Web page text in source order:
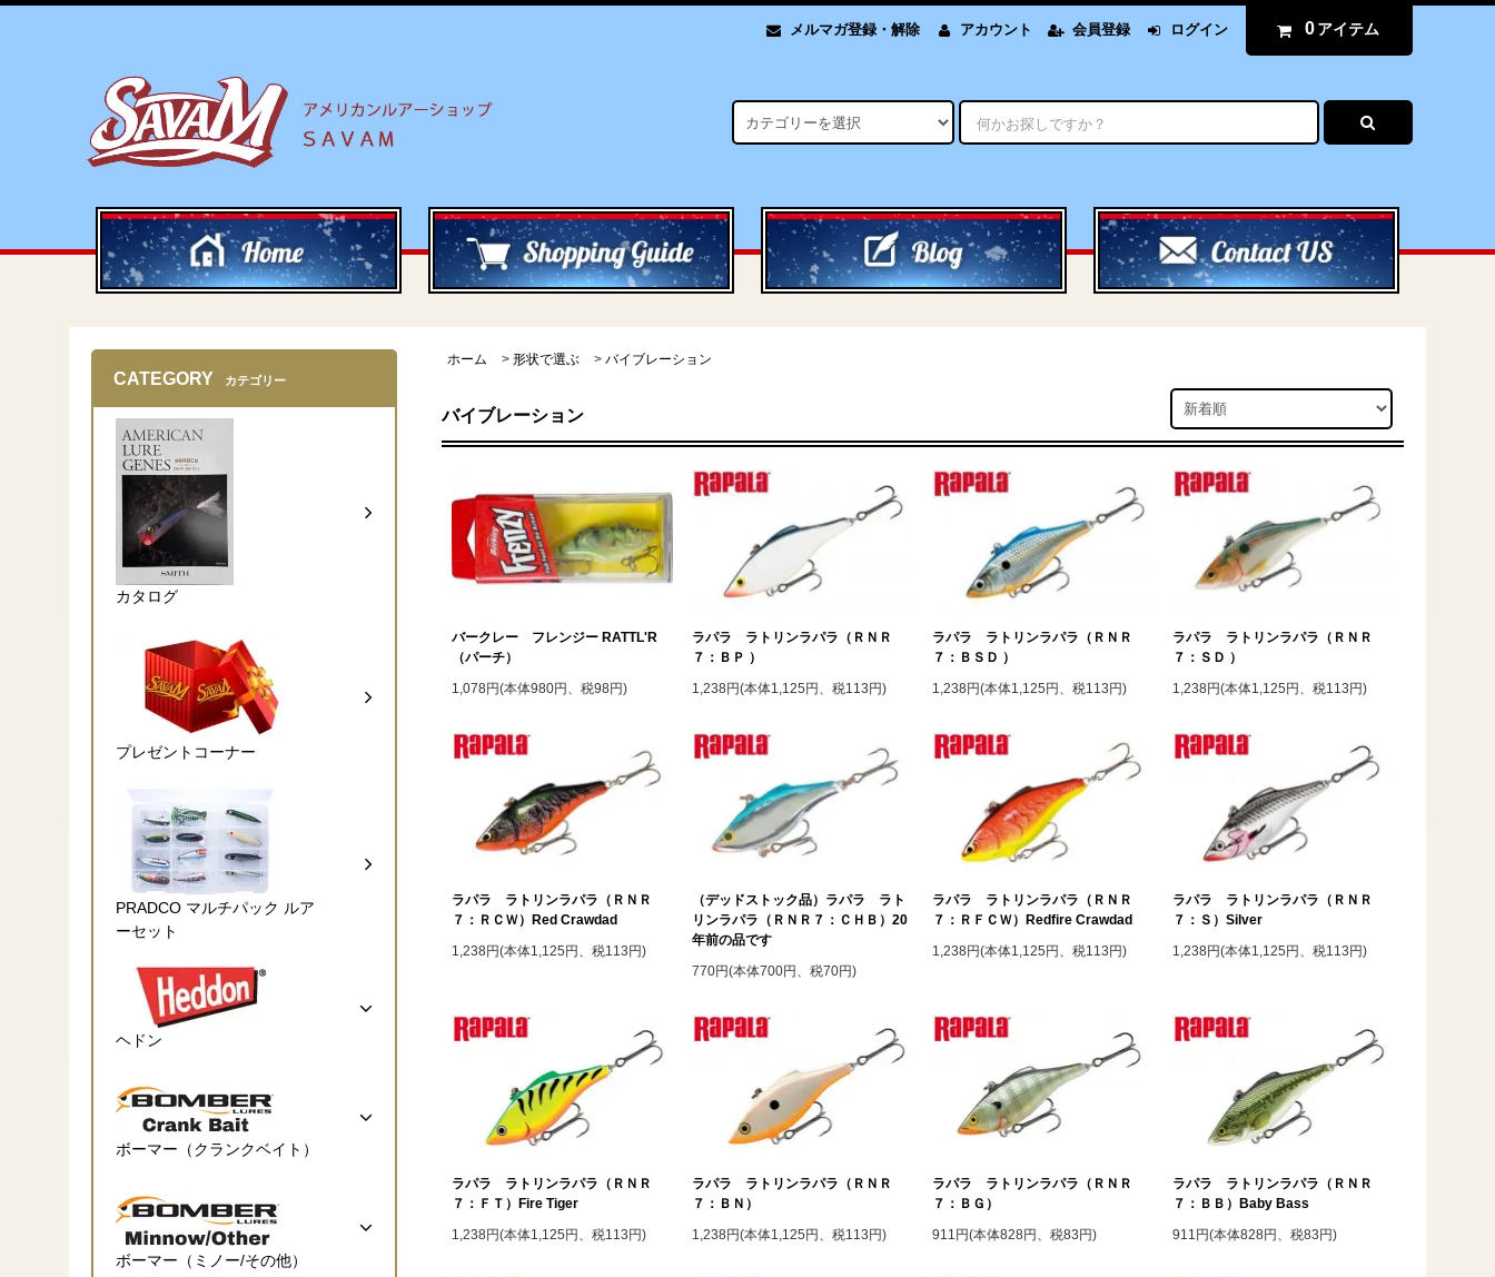
メルマガ登録・解除 アカウント 会員登録 ログイン 0 アイテム
ホーム > 形状で選ぶ > バイブレーション
バイブレーション
バークレー フレンジー RATTL'R
（パーチ）
1,078円(本体980円、税98円)
ラパラ ラトリンラパラ（ＲＮＲ
７：ＢＰ ）
1,238円(本体1,125円、税113円)
ラパラ ラトリンラパラ（ＲＮＲ
７：ＢＳＤ ）
1,238円(本体1,125円、税113円)
ラパラ ラトリンラパラ（ＲＮＲ
７：ＳＤ ）
1,238円(本体1,125円、税113円)
ラパラ ラトリンラパラ（ＲＮＲ
７：ＲＣＷ）Red Crawdad
1,238円(本体1,125円、税113円)
（デッドストック品）ラパラ ラト
リンラパラ（ＲＮＲ７：ＣＨＢ）20
年前の品です
770円(本体700円、税70円)
ラパラ ラトリンラパラ（ＲＮＲ
７：ＲＦＣＷ）Redfire Crawdad
1,238円(本体1,125円、税113円)
ラパラ ラトリンラパラ（ＲＮＲ
７：Ｓ）Silver
1,238円(本体1,125円、税113円)
ラパラ ラトリンラパラ（ＲＮＲ
７：ＦＴ）Fire Tiger
1,238円(本体1,125円、税113円)
ラパラ ラトリンラパラ（ＲＮＲ
７：ＢＮ）
1,238円(本体1,125円、税113円)
ラパラ ラトリンラパラ（ＲＮＲ
７：ＢＧ）
911円(本体828円、税83円)
ラパラ ラトリンラパラ（ＲＮＲ
７：ＢＢ）Baby Bass
911円(本体828円、税83円)
CATEGORY カテゴリー
カタログ
プレゼントコーナー
PRADCO マルチパック ルア
ーセット
ヘドン
ボーマー（クランクベイト）
ボーマー（ミノー/その他）